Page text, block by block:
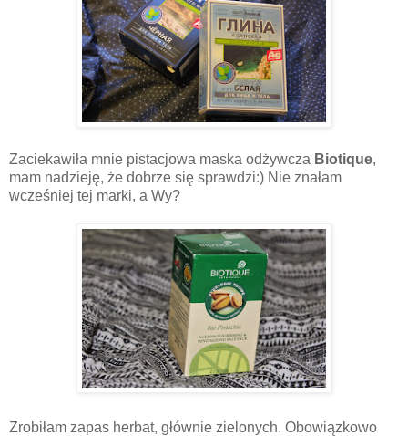
Zaciekawiła mnie pistacjowa maska odżywcza Biotique,
mam nadzieję, że dobrze się sprawdzi:) Nie znałam
wcześniej tej marki, a Wy?
Zrobiłam zapas herbat, głównie zielonych. Obowiązkowo